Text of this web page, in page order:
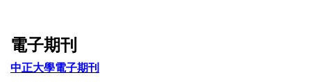
電子期刊
中正大學電子期刊